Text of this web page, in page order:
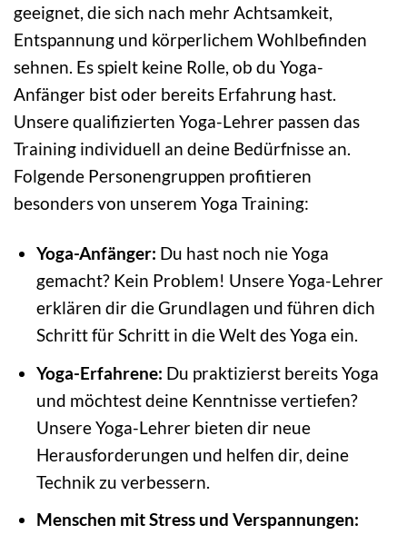
geeignet, die sich nach mehr Achtsamkeit,
Entspannung und körperlichem Wohlbefinden
sehnen. Es spielt keine Rolle, ob du Yoga-
Anfänger bist oder bereits Erfahrung hast.
Unsere qualifizierten Yoga-Lehrer passen das
Training individuell an deine Bedürfnisse an.
Folgende Personengruppen profitieren
besonders von unserem Yoga Training:
Yoga-Anfänger: Du hast noch nie Yoga
gemacht? Kein Problem! Unsere Yoga-Lehrer
erklären dir die Grundlagen und führen dich
Schritt für Schritt in die Welt des Yoga ein.
Yoga-Erfahrene: Du praktizierst bereits Yoga
und möchtest deine Kenntnisse vertiefen?
Unsere Yoga-Lehrer bieten dir neue
Herausforderungen und helfen dir, deine
Technik zu verbessern.
Menschen mit Stress und Verspannungen: